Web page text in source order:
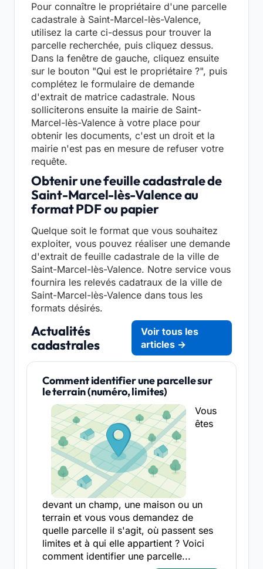
Pour connaître le propriétaire d'une parcelle
cadastrale à Saint-Marcel-lès-Valence,
utilisez la carte ci-dessus pour trouver la
parcelle recherchée, puis cliquez dessus.
Dans la fenêtre de gauche, cliquez ensuite
sur le bouton "Qui est le propriétaire ?", puis
complétez le formulaire de demande
d'extrait de matrice cadastrale. Nous
solliciterons ensuite la mairie de Saint-
Marcel-lès-Valence à votre place pour
obtenir les documents, c'est un droit et la
mairie n'est pas en mesure de refuser votre
requête.
Obtenir une feuille cadastrale de
Saint-Marcel-lès-Valence au
format PDF ou papier
Quelque soit le format que vous souhaitez
exploiter, vous pouvez réaliser une demande
d'extrait de feuille cadastrale de la ville de
Saint-Marcel-lès-Valence. Notre service vous
fournira les relevés cadatraux de la ville de
Saint-Marcel-lès-Valence dans tous les
formats désirés.
Actualités
cadastrales
Voir tous les
articles →
Comment identifier une parcelle sur
le terrain (numéro, limites)
Vous
êtes
devant un champ, une maison ou un
terrain et vous vous demandez de
quelle parcelle il s'agit, où passent ses
limites et à qui elle appartient ? Voici
comment identifier une parcelle...